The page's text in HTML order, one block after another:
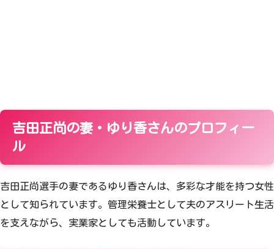
吉田正尚の妻・ゆり香さんのプロフィー
ル
吉田正尚選手の妻であるゆり香さんは、多彩な才能を持つ女性
として知られています。管理栄養士として夫のアスリート生活
を支えながら、実業家としても活動しています。